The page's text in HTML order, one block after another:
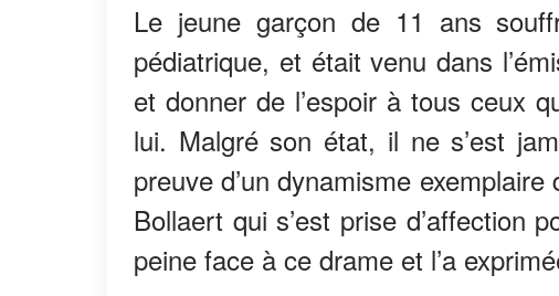
Le jeune garçon de 11 ans
pédiatrique, et était venu dans
et donner de l’espoir à tous ceux
lui. Malgré son état, il ne s’est
preuve d’un dynamisme
Bollaert qui s’est prise d’affection
peine face à ce drame et l’a